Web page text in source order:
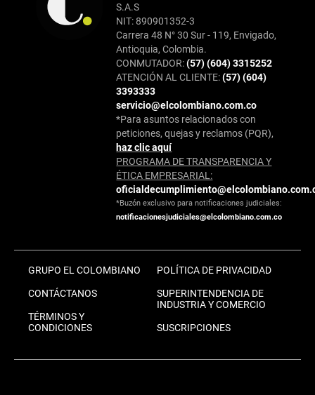
S.A.S
NIT: 890901352-3
Carrera 48 N° 30 Sur - 119, Envigado,
Antioquia, Colombia.
CONMUTADOR:(57) (604) 3315252
ATENCIÓN AL CLIENTE:(57) (604)
3393333
servicio@elcolombiano.com.co
*Para asuntos relacionados con
peticiones, quejas y reclamos (PQR),
haz clic aquí
PROGRAMA DE TRANSPARENCIA Y
ÉTICA EMPRESARIAL:
*Buzón exclusivo para notificaciones judiciales:
notificacionesjudiciales@elcolombiano.com.co
GRUPO EL COLOMBIANO
CONTÁCTANOS
TÉRMINOS Y
CONDICIONES
POLÍTICA DE PRIVACIDAD
SUPERINTENDENCIA DE
INDUSTRIA Y COMERCIO
SUSCRIPCIONES